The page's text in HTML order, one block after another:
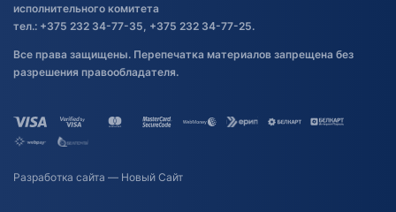
исполнительного комитета
тел.: +375 232 34-77-35, +375 232 34-77-25.
Все права защищены. Перепечатка материалов запрещена без
разрешения правообладателя.
Разработка сайта — Новый Сайт